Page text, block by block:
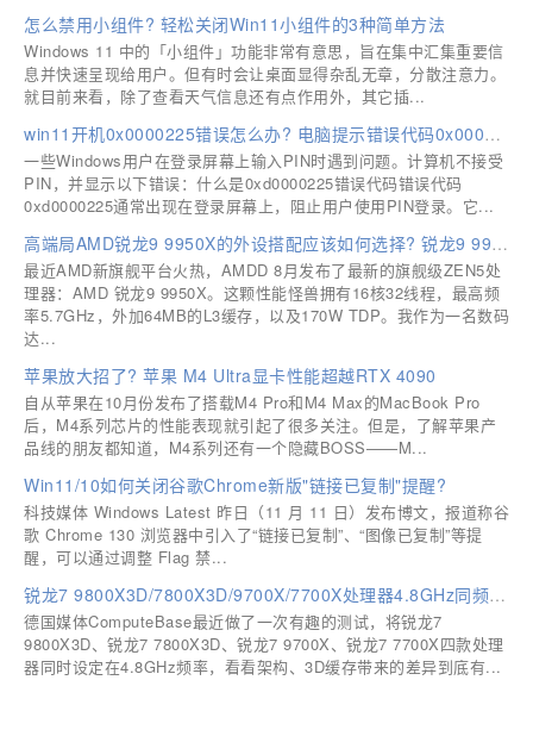
怎么禁用小组件? 轻松关闭Win11小组件的3种简单方法
Windows 11 中的「小组件」功能非常有意思，旨在集中汇集重要信
息并快速呈现给用户。但有时会让桌面显得杂乱无章，分散注意力。
就目前来看，除了查看天气信息还有点作用外，其它插...
win11开机0x0000225错误怎么办? 电脑提示错误代码0x0000225解决方法
一些Windows用户在登录屏幕上输入PIN时遇到问题。计算机不接受
PIN，并显示以下错误：什么是0xd0000225错误代码错误代码
0xd0000225通常出现在登录屏幕上，阻止用户使用PIN登录。它...
高端局AMD锐龙9 9950X的外设搭配应该如何选择? 锐龙9 9950X装机推荐
最近AMD新旗舰平台火热，AMDD 8月发布了最新的旗舰级ZEN5处
理器：AMD 锐龙9 9950X。这颗性能怪兽拥有16核32线程，最高频
率5.7GHz，外加64MB的L3缓存，以及170W TDP。我作为一名数码
达...
苹果放大招了? 苹果 M4 Ultra显卡性能超越RTX 4090
自从苹果在10月份发布了搭载M4 Pro和M4 Max的MacBook Pro
后，M4系列芯片的性能表现就引起了很多关注。但是，了解苹果产
品线的朋友都知道，M4系列还有一个隐藏BOSS——M...
Win11/10如何关闭谷歌Chrome新版"链接已复制"提醒?
科技媒体 Windows Latest 昨日（11 月 11 日）发布博文，报道称谷
歌 Chrome 130 浏览器中引入了“链接已复制”、“图像已复制”等提
醒，可以通过调整 Flag 禁...
锐龙7 9800X3D/7800X3D/9700X/7700X处理器4.8GHz同频性能对比
德国媒体ComputeBase最近做了一次有趣的测试，将锐龙7
9800X3D、锐龙7 7800X3D、锐龙7 9700X、锐龙7 7700X四款处理
器同时设定在4.8GHz频率，看看架构、3D缓存带来的差异到底有...